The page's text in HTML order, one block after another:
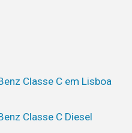
Classe C em Lisboa
Classe C Diesel